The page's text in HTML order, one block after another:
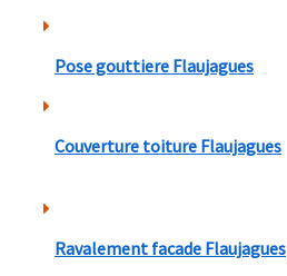
Pose gouttiere Flaujagues
Couverture toiture Flaujagues
Ravalement facade Flaujagues